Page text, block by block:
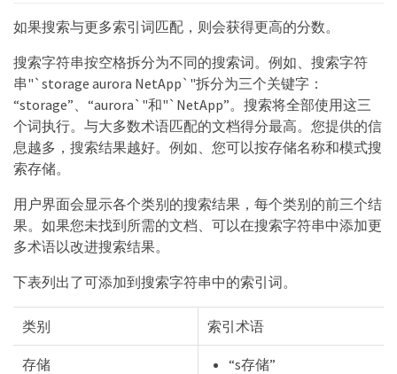
如果搜索与更多索引词匹配，则会获得更高的分数。
搜索字符串按空格拆分为不同的搜索词。例如、搜索字符
串"`storage aurora NetApp`"拆分为三个关键字：
“storage”、“aurora`"和"`NetApp”。搜索将全部使用这三
个词执行。与大多数术语匹配的文档得分最高。您提供的信
息越多，搜索结果越好。例如、您可以按存储名称和模式搜
索存储。
用户界面会显示各个类别的搜索结果，每个类别的前三个结
果。如果您未找到所需的文档、可以在搜索字符串中添加更
多术语以改进搜索结果。
下表列出了可添加到搜索字符串中的索引词。
类别 索引术语
存储
“s存储”